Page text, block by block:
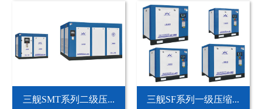
三舰SMT系列二级压... 三舰SF系列一级压缩...